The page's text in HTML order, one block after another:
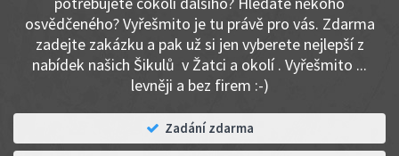
osvědčeného? Vyřešmito je tu právě pro vás. Zdarma
zadejte zakázku a pak už si jen vyberete nejlepší z
nabídek našich Šikulů v Žatci a okolí . Vyřešmito ...
levněji a bez firem :-)
Zadání zdarma